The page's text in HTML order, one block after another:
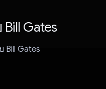
Gates
Bill Gates